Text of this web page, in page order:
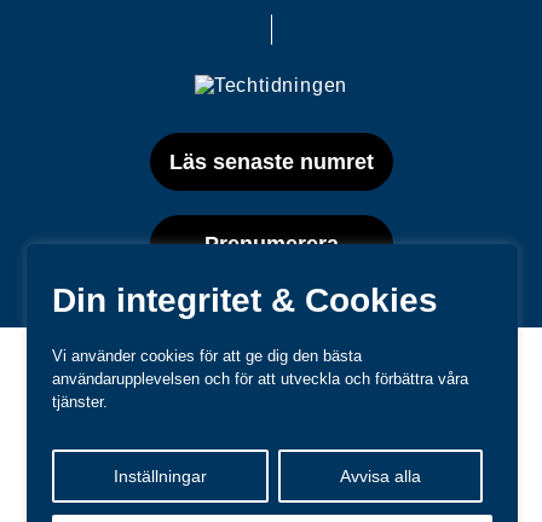
Din integritet & Cookies
Vi använder cookies för att ge dig den bästa
användarupplevelsen och för att utveckla och förbättra våra
tjänster.
Inställningar Avvisa alla
Läs senaste numret
Prenumerera
Kundtjänst